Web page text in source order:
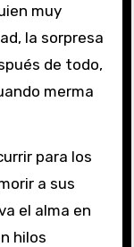
muy
la sorpresa
de todo,
merma
para los
a sus
el alma en
hilos